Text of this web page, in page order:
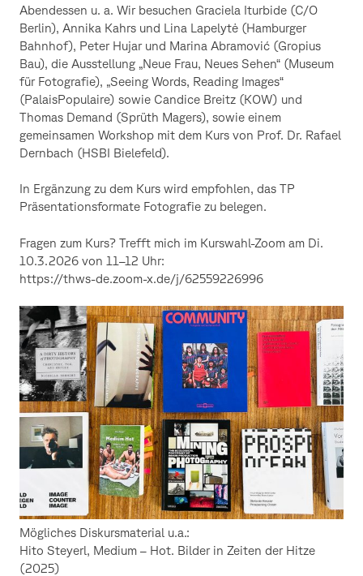
Abendessen u. a. Wir besuchen Graciela Iturbide (C/O
Berlin), Annika Kahrs und Lina Lapelytė (Hamburger
Bahnhof), Peter Hujar und Marina Abramović (Gropius
Bau), die Ausstellung „Neue Frau, Neues Sehen“ (Museum
für Fotografie), „Seeing Words, Reading Images“
(PalaisPopulaire) sowie Candice Breitz (KOW) und
Thomas Demand (Sprüth Magers), sowie einem
gemeinsamen Workshop mit dem Kurs von Prof. Dr. Rafael
Dernbach (HSBI Bielefeld).
In Ergänzung zu dem Kurs wird empfohlen, das TP
Präsentationsformate Fotografie zu belegen.
Fragen zum Kurs? Trefft mich im Kurswahl-Zoom am Di.
10.3.2026 von 11–12 Uhr:
https://thws-de.zoom-x.de/j/62559226996
Mögliches Diskursmaterial u.a.:
Hito Steyerl, Medium – Hot. Bilder in Zeiten der Hitze
(2025)